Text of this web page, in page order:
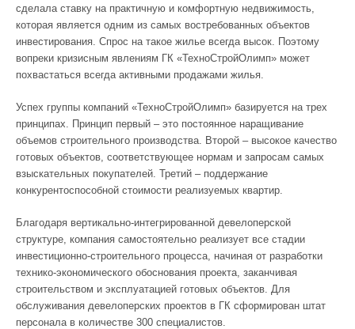
сделала ставку на практичную и комфортную недвижимость,
которая является одним из самых востребованных объектов
инвестирования. Спрос на такое жилье всегда высок. Поэтому
вопреки кризисным явлениям ГК «ТехноСтройОлимп» может
похвастаться всегда активными продажами жилья.
Успех группы компаний «ТехноСтройОлимп» базируется на трех
принципах. Принцип первый – это постоянное наращивание
объемов строительного производства. Второй – высокое качество
готовых объектов, соответствующее нормам и запросам самых
взыскательных покупателей. Третий – поддержание
конкурентоспособной стоимости реализуемых квартир.
Благодаря вертикально-интегрированной девелоперской
структуре, компания самостоятельно реализует все стадии
инвестиционно-строительного процесса, начиная от разработки
технико-экономического обоснования проекта, заканчивая
строительством и эксплуатацией готовых объектов. Для
обслуживания девелоперских проектов в ГК сформирован штат
персонала в количестве 300 специалистов.